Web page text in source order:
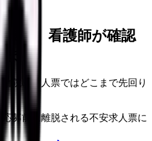
を、看護師が確認
ます
院の求人票ではどこまで先回り
応募前に離脱される不安求人票に